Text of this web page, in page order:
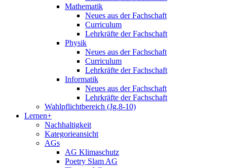
Mathematik
Neues aus der Fachschaft
Curriculum
Lehrkräfte der Fachschaft
Physik
Neues aus der Fachschaft
Curriculum
Lehrkräfte der Fachschaft
Informatik
Neues aus der Fachschaft
Lehrkräfte der Fachschaft
Wahlpflichtbereich (Jg.8-10)
Lernen+
Nachhaltigkeit
Kategorieansicht
AGs
AG Klimaschutz
Poetry Slam AG